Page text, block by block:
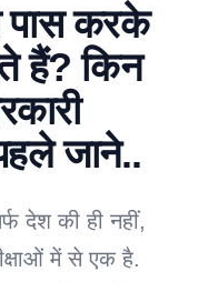
पास करके
हैं? किन
जाने..
देश की ही नहीं,
में से एक है.